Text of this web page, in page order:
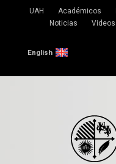
UAH Académicos
Noticias
Videos
English